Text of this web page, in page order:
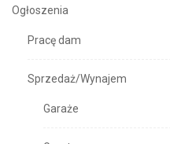
Ogłoszenia
Pracę dam
Sprzedaż/Wynajem
Garaże